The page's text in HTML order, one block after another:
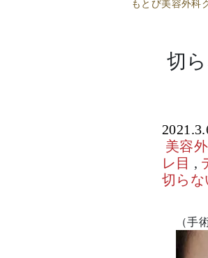
もとび美容外科
切
美容
レ目 ,
切らな
（手